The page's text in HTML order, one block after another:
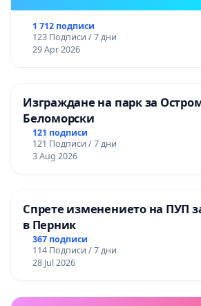
1 712 подписи
123 Подписи / 7 дни
29 Apr 2026
Изграждане на парк за
Беломорски
121 подписи
121 Подписи / 7 дни
3 Aug 2026
Спрете изменението на ПУП
в Перник
367 подписи
114 Подписи / 7 дни
28 Jul 2026